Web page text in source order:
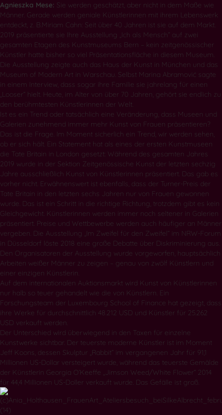
Agnieszka Mese: Sie werden geschätzt, aber nicht in dem Maße wie
Männer. Gerade werden geniale Künstlerinnen mit ihrem Lebenswerk
entdeckt, z. B.Miriam Cahn: Seit über 40 Jahren ist sie auf dem Markt.
2019 präsentierte sie Ihre Ausstellung „Ich als Mensch“ auf zwei
gesamten Etagen des Kunstmuseums Bern – kein zeitgenössischer
Künstler hatte bisher so viel Präsentationsfläche in diesem Museum.
Die Ausstellung zeigte auch das Haus der Kunst in München und das
Museum of Modern Art in Warschau. Selbst Marina Abramović sagte
in einem Interview, dass sogar ihre Familie sie jahrelang für einen
„Looser“ hielt. Heute, im Alter von über 70 Jahren, gehört sie endlich zu
den berühmtesten Künstlerinnen der Welt.
Ist es ein Trend oder tatsächlich eine Veränderung, dass Museen und
Galerien zunehmend immer mehr Kunst von Frauen präsentieren?
Das ist die Frage. Im Moment sicherlich ein Trend, wir werden sehen,
ob er sich hält. Ein Statement hat als eines der ersten Kunstmuseen
die Tate Britain in London gesetzt: Während des gesamten Jahres
2019 wurde in der Sektion Zeitgenössische Kunst der letzten sechzig
Jahre ausschließlich Kunst von Künstlerinnen präsentiert. Das gab es
vorher nicht. Erwähnenswert ist ebenfalls, dass der Turner-Preis der
Tate Britain in den letzten sechs Jahren nur von Frauen gewonnen
wurde. Das ist ein Schritt in die richtige Richtung, trotzdem gibt es kein
Gleichgewicht. Künstlerinnen werden immer noch seltener in Galerien
präsentiert. Preise und Wettbewerbe werden auch häufiger an Männer
vergeben. Die Ausstellung „Im Zweifel für den Zweifel“ im NRW-Forum
in Düsseldorf löste 2018 eine große Debatte über Diskriminierung aus.
Den Organisatoren der Ausstellung wurde vorgeworfen, hauptsächlich
Arbeiten weißer Männer zu zeigen – genau von zwölf Künstlern und
einer einzigen Künstlerin.
Auf dem internationalen Auktionsmarkt wird Kunst von Künstlerinnen
nur halb so teuer gehandelt wie die von Künstlern. Ein
Forschungsteam der Luxembourg School of Finance hat gezeigt, dass
ihre Werke für durchschnittlich 48.212 USD und Künstler für 25.262
USD verkauft werden.
Der Unterschied wird überwiegend in den Taxen für einzelne
Kunstwerke sichtbar. Der teuerste moderne Künstler ist im Moment
Jeff Koons, dessen Skulptur „Rabbit“ im vergangenen Jahr für 91,1
Millionen US-Dollar versteigert wurde, während das teuerste Gemälde
der Künstlerin Georgia O’Keeffe „Jimson Weed/White Flower“ 2014
für 44,4 Millionen US-Doller verkauft wurde. Das Gefälle ist groß.